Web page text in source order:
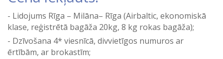
Lidojums Rīga – Milāna– Rīga (Airbaltic, ekonomiskā
klase, reģistrētā bagāža 20kg, 8 kg rokas bagāža);
Dzīvošana 4* viesnīcā, divvietīgos numuros ar
ērtībām, ar brokastīm;